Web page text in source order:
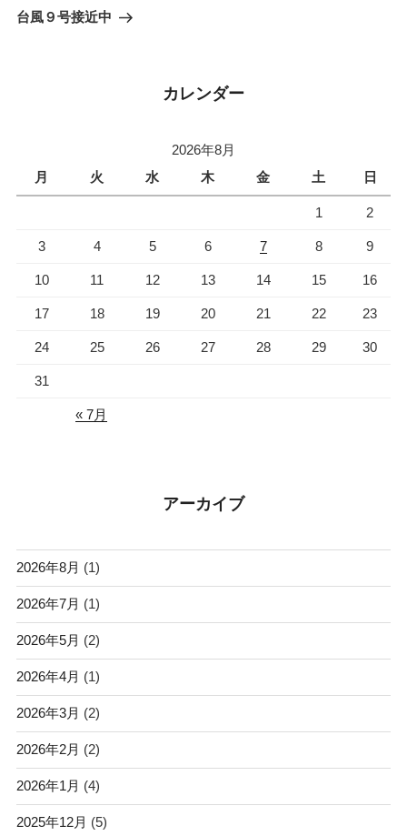
ゲ
稿
の
台風９号接近中
カレンダー
2026年8月
月
火 水 木 金 土 日
1 2
3 4 5 6 7 8 9
10 11 12 13 14 15 16
17 18 19 20 21 22 23
24 25 26 27 28 29 30
31
« 7月
アーカイブ
2026年8月 (1)
2026年7月 (1)
2026年5月 (2)
2026年4月 (1)
2026年3月 (2)
2026年2月 (2)
2026年1月 (4)
2025年12月 (5)